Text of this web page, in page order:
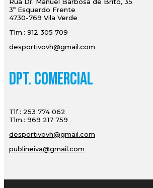
Rua Dr. Manuel Barbosa de Brito, 35
3º Esquerdo Frente
4730-769 Vila Verde
Tlm.: 912 305 709
desportivovh@gmail.com
Dpt. Comercial
Tlf.: 253 774 062
Tlm.: 969 217 759
desportivovh@gmail.com
publineiva@gmail.com